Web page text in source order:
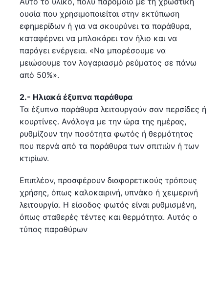
ουσία που χρησιμοποιείται στην εκτύπωση
εφημερίδων ή για να σκουρύνει τα παράθυρα,
καταφέρνει να μπλοκάρει τον ήλιο και να
παράγει ενέργεια. «Να μπορέσουμε να
μειώσουμε τον λογαριασμό ρεύματος σε πάνω
από 50%».
2.- Ηλιακά έξυπνα παράθυρα
Τα έξυπνα παράθυρα λειτουργούν σαν περσίδες ή
κουρτίνες. Ανάλογα με την ώρα της ημέρας,
ρυθμίζουν την ποσότητα φωτός ή θερμότητας
που περνά από τα παράθυρα των σπιτιών ή των
κτιρίων.
Επιπλέον, προσφέρουν διαφορετικούς τρόπους
χρήσης, όπως καλοκαιρινή, υπνάκο ή χειμερινή
λειτουργία. Η είσοδος φωτός είναι ρυθμισμένη,
όπως σταθερές τέντες και θερμότητα. Αυτός ο
τύπος παραθύρων